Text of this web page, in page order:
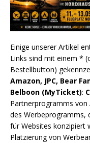
Einige unserer Artikel
Links sind mit einem *
Bestellbutton)
Amazon, JPC, Bear
Belboon (MyTicket):
Partnerprogramms von
des Werbeprogramms,
für Websites konzipiert
Platzierung von